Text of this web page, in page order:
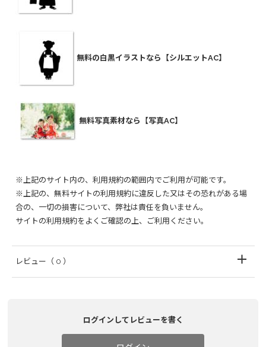
無料の白黒イラストなら【シルエットAC】
無料写真素材なら【写真AC】
※上記のサイト内の、利用規約の範囲内でご利用が可能です。
※上記の、無料サイトの利用規約に違反した又はその恐れがある場
合の、一切の損害について、弊社は責任を負いません。
サイトの利用規約をよくご確認の上、ご利用ください。
レビュー （ 0 ）
ログインしてレビューを書く